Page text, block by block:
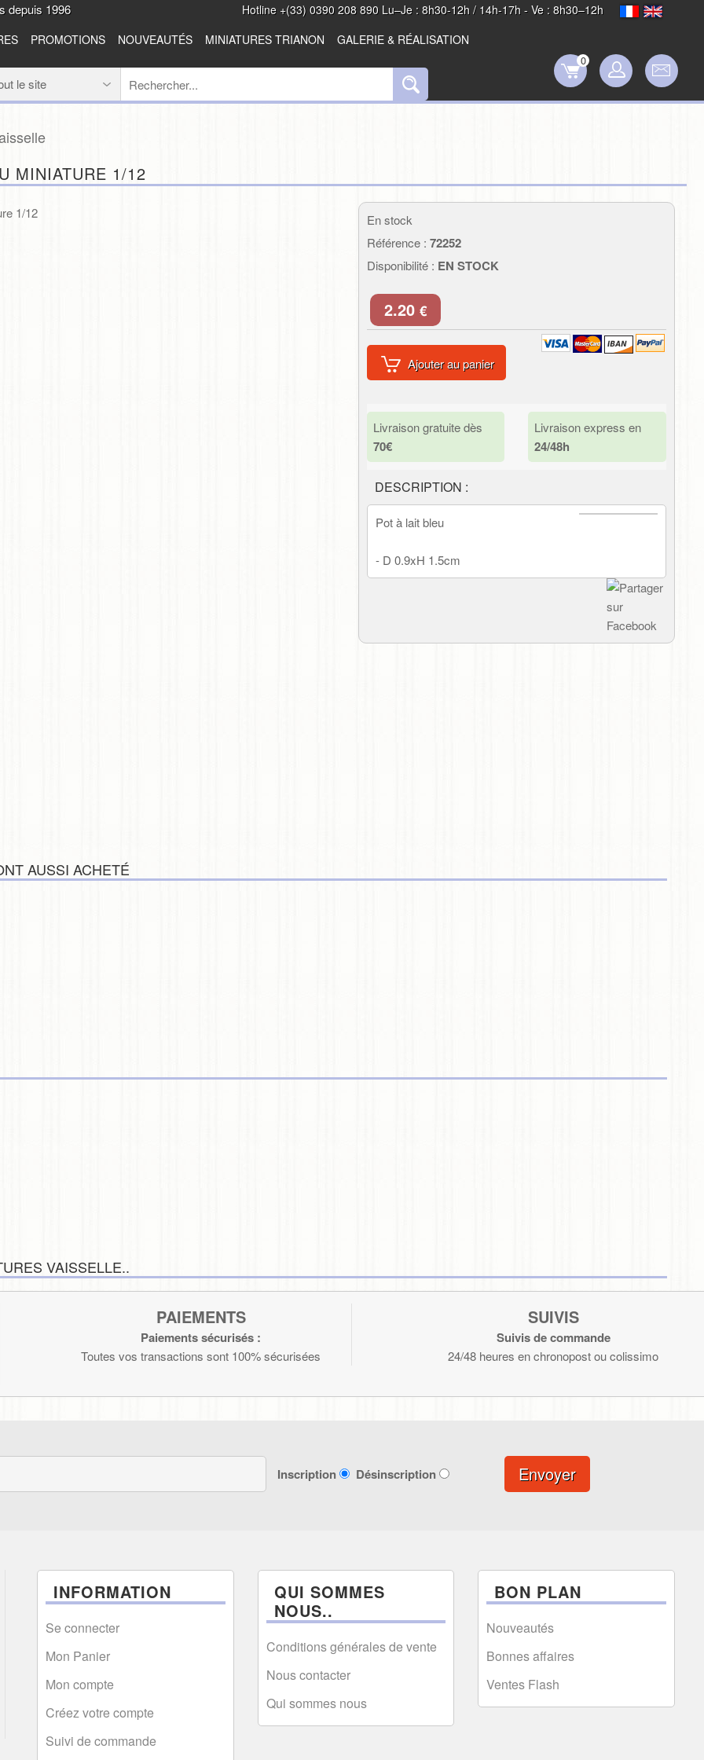
depuis 1996
Hotline +(33) 0390 208 890 Lu–Je : 8h30-12h / 14h-17h - Ve : 8h30–12h
PROMOTIONS NOUVEAUTÉS MINIATURES TRIANON GALERIE & RÉALISATION
0
MINIATURE 1/12
En stock
Référence : 72252
Disponibilité : EN STOCK
2.20 €
Ajouter au panier
Livraison gratuite dès
70€
Livraison express en
24/48h
DESCRIPTION :
Pot à lait bleu
- D 0.9xH 1.5cm
AUSSI ACHETÉ
VAISSELLE..
PAIEMENTS
Paiements sécurisés :
Toutes vos transactions sont 100% sécurisées
SUIVIS
Suivis de commande
24/48 heures en chronopost ou colissimo
Inscription Désinscription Envoyer
INFORMATION
Se connecter
Mon Panier
Mon compte
Créez votre compte
Suivi de commande
QUI SOMMES
NOUS..
Conditions générales de vente
Nous contacter
Qui sommes nous
BON PLAN
Nouveautés
Bonnes affaires
Ventes Flash